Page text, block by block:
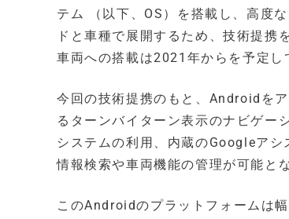
テム （以下、OS）を搭載し、高度
ドと車種で展開するため、技術提携
車両への搭載は2021年からを予定し
今回の技術提携のもと、Androidを
るターンバイターン表示のナビゲー
システムの利用、内蔵のGoogleアシ
情報検索や車両機能の管理が可能とな
このAndroidのプラットフォームは